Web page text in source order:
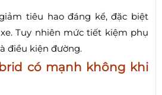
tiêu hao đáng kể, đặc biệt
Tuy nhiên mức tiết kiệm phụ
điều kiện đường.
có mạnh không khi